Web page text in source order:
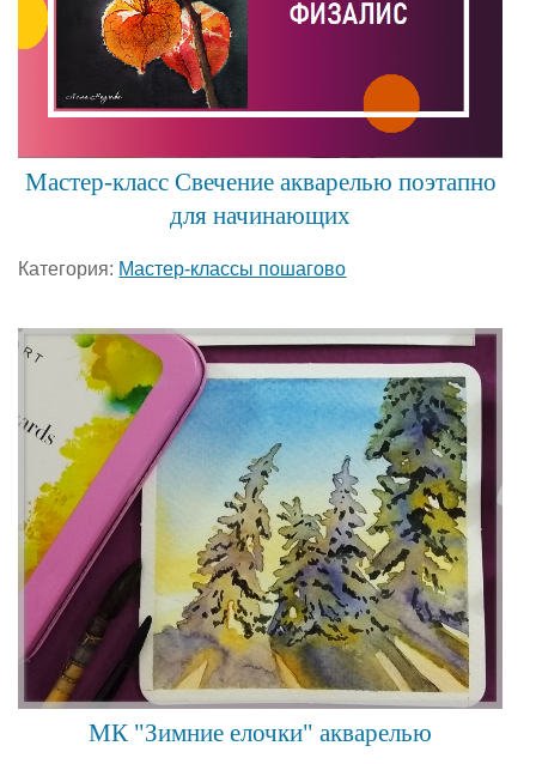
Мастер-класс Свечение акварелью поэтапно
для начинающих
Категория: Мастер-классы пошагово
МК "Зимние елочки" акварелью